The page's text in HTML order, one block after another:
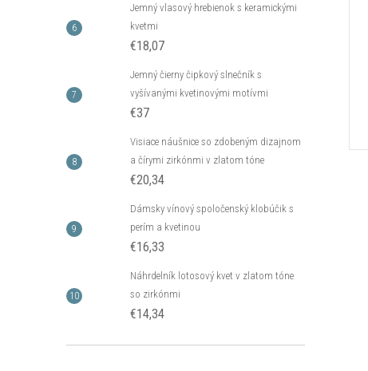
Jemný vlasový hrebienok s keramickými
kvetmi
€18,07
Jemný čierny čipkový slnečník s
vyšívanými kvetinovými motívmi
€37
Visiace náušnice so zdobeným dizajnom
a čírymi zirkónmi v zlatom tóne
€20,34
Dámsky vínový spoločenský klobúčik s
perím a kvetinou
€16,33
Náhrdelník lotosový kvet v zlatom tóne
so zirkónmi
€14,34